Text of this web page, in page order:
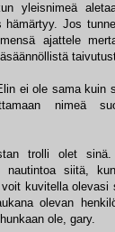
yleisnimeä
hämärtyy. Jos
ajattele
ei ole sama kuin
nimeä
trolli olet
nautintoa siitä,
kuvitella
olevan
ole, gary.